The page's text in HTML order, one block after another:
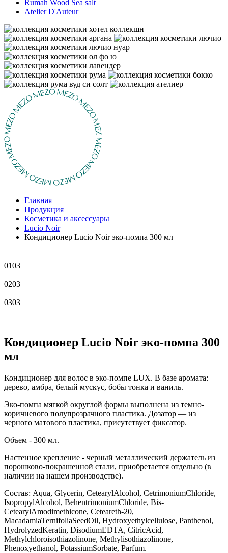
Rumah Wood Sea salt
Atelier D'Auteur
Главная
Продукция
Косметика и аксессуары
Lucio Noir
Кондиционер Lucio Noir эко-помпа 300 мл
0103
0203
0303
Кондиционер Lucio Noir эко-помпа 300
мл
Кондиционер для волос в эко-помпе LUX. В базе аромата:
дерево, амбра, белый мускус, бобы тонка и ваниль.
Эко-помпа мягкой округлой формы выполнена из темно-
коричневого полупрозрачного пластика. Дозатор — из
черного матового пластика, присутствует фиксатор.
Объем - 300 мл.
Настенное крепление - черный металлический держатель из
порошково-покрашенной стали, приобретается отдельно (в
наличии на нашем производстве).
Состав: Aqua, Glycerin, CetearylAlcohol, СetrimoniumChloride,
IsopropylAlcohol, BehentrimoniumChloride, Bis-
CetearylAmodimethicone, Ceteareth-20,
MacadamiaTernifoliaSeedOil, Hydroxyethylcellulose, Panthenol,
HydrolyzedKeratin, DisodiumEDTA, CitricAcid,
Methylchloroisothiazolinone, Methylisothiazolinone,
Phenoxyethanol, PotassiumSorbate, Parfum.